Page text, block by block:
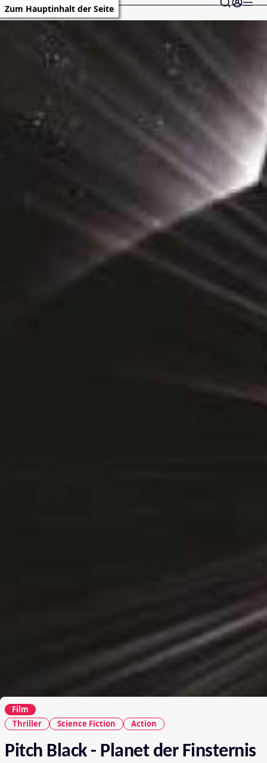
Zum Hauptinhalt der Seite
Film
Thriller
Science Fiction Action
Pitch Black - Planet der Finsternis